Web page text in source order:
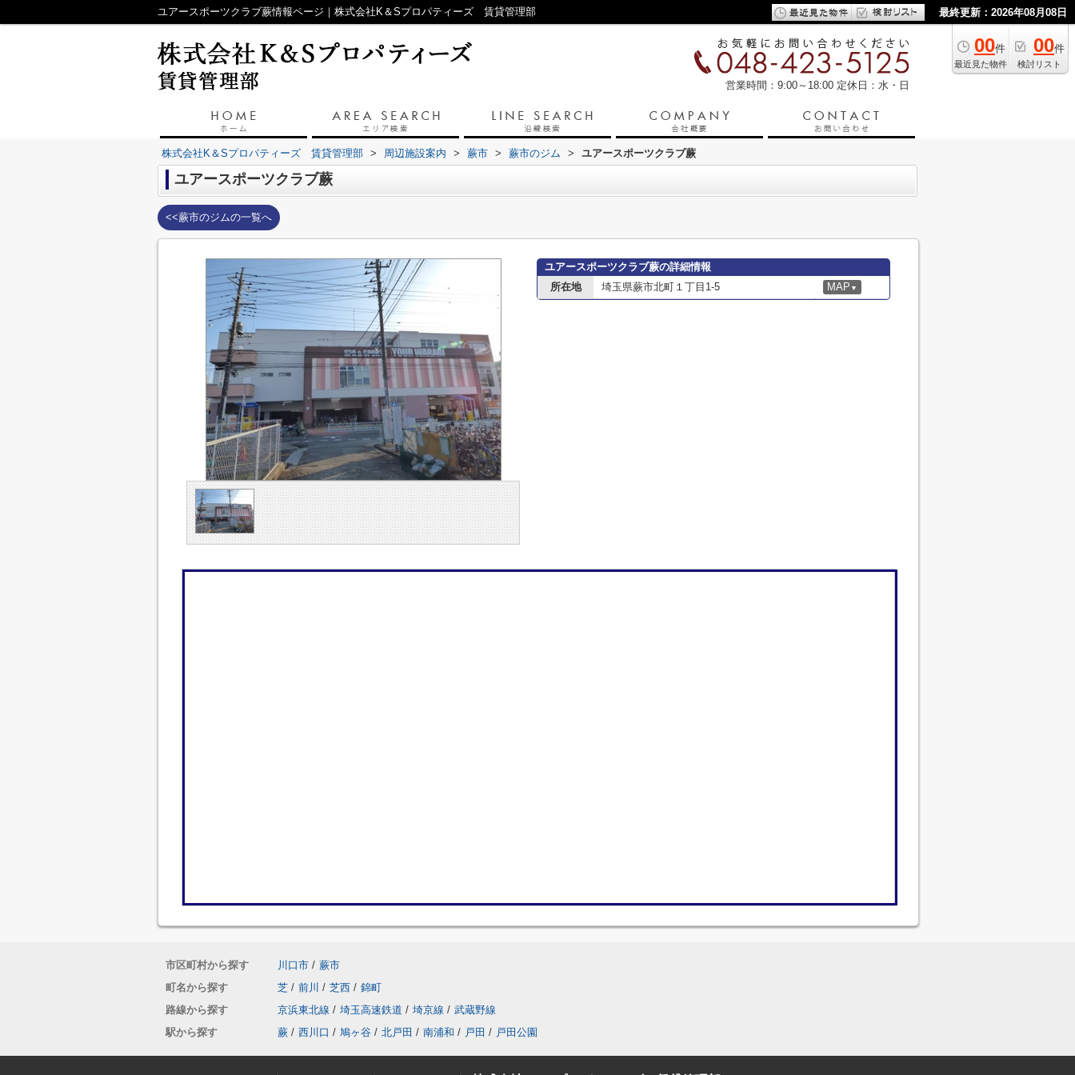
ユアースポーツクラブ蕨情報ページ｜株式会社K＆Sプロパティーズ 賃貸管理部 最終更新：2026年08月08日
00件
最近見た物件
00件
検討リスト
営業時間：9:00～18:00 定休日：水・日
株式会社K＆Sプロパティーズ 賃貸管理部 > 周辺施設案内 > 蕨市 > 蕨市のジム > ユアースポーツクラブ蕨
ユアースポーツクラブ蕨
<<蕨市のジムの一覧へ
ユアースポーツクラブ蕨の詳細情報
所在地
埼玉県蕨市北町１丁目1-5 MAP ▼
市区町村から探す 川口市 / 蕨市
町名から探す
芝 / 前川 / 芝西 / 錦町
路線から探す
京浜東北線 / 埼玉高速鉄道 / 埼京線 / 武蔵野線
駅から探す
蕨 / 西川口 / 鳩ヶ谷 / 北戸田 / 南浦和 / 戸田 / 戸田公園